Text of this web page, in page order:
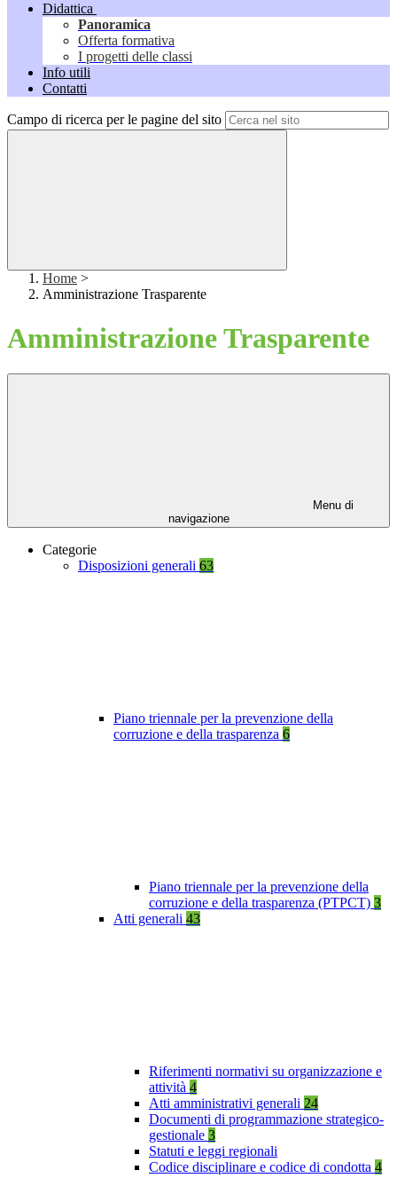
Didattica
Panoramica
Offerta formativa
I progetti delle classi
Info utili
Contatti
Campo di ricerca per le pagine del sito
Home >
Amministrazione Trasparente
Amministrazione Trasparente
Menu di
navigazione
Categorie
Disposizioni generali 63
Piano triennale per la prevenzione della
corruzione e della trasparenza 6
Piano triennale per la prevenzione della
corruzione e della trasparenza (PTPCT) 3
Atti generali 43
Riferimenti normativi su organizzazione e
attività 4
Atti amministrativi generali 24
Documenti di programmazione strategico-
gestionale 3
Statuti e leggi regionali
Codice disciplinare e codice di condotta 4